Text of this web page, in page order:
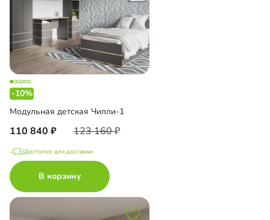
-10%
Модульная детская Чилли-1
110 840 123 160
Доступно для доставки
В корзину